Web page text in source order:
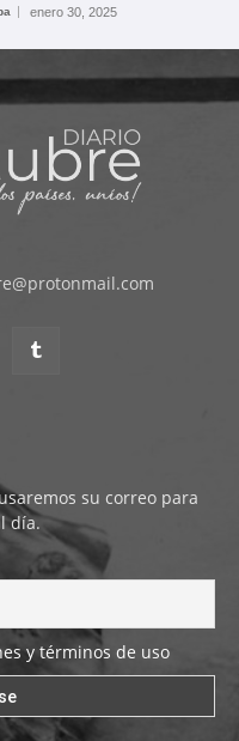
enero 30, 2025
su correo para
día.
y términos de uso